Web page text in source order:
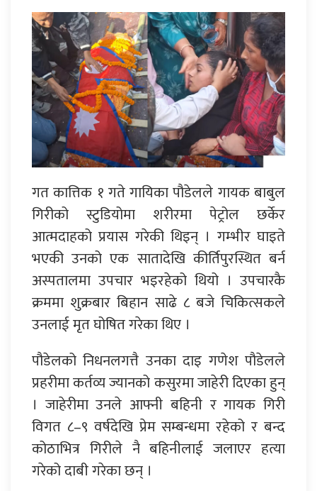
गत कात्तिक १ गते गायिका पौडेलले गायक बाबुल
गिरीको स्टुडियोमा शरीरमा पेट्रोल छर्केर
आत्मदाहको प्रयास गरेकी थिइन् । गम्भीर घाइते
भएकी उनको एक सातादेखि कीर्तिपुरस्थित बर्न
अस्पतालमा उपचार भइरहेको थियो । उपचारकै
क्रममा शुक्रबार बिहान साढे ८ बजे चिकित्सकले
उनलाई मृत घोषित गरेका थिए ।
पौडेलको निधनलगत्तै उनका दाइ गणेश पौडेलले
प्रहरीमा कर्तव्य ज्यानको कसुरमा जाहेरी दिएका हुन्
। जाहेरीमा उनले आफ्नी बहिनी र गायक गिरी
विगत ८–९ वर्षदेखि प्रेम सम्बन्धमा रहेको र बन्द
कोठाभित्र गिरीले नै बहिनीलाई जलाएर हत्या
गरेको दाबी गरेका छन् ।